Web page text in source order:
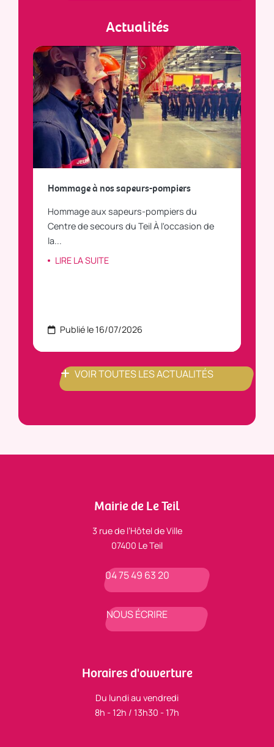
Actualités
Hommage à nos sapeurs-pompiers
Hommage aux sapeurs-pompiers du
Centre de secours du Teil À l'occasion de
la...
LIRE LA SUITE
Publié le 16/07/2026
VOIR TOUTES LES ACTUALITÉS
Mairie de Le Teil
3 rue de l’Hôtel de Ville
07400 Le Teil
04 75 49 63 20
NOUS ÉCRIRE
Horaires d'ouverture
Du lundi au vendredi
8h - 12h / 13h30 - 17h